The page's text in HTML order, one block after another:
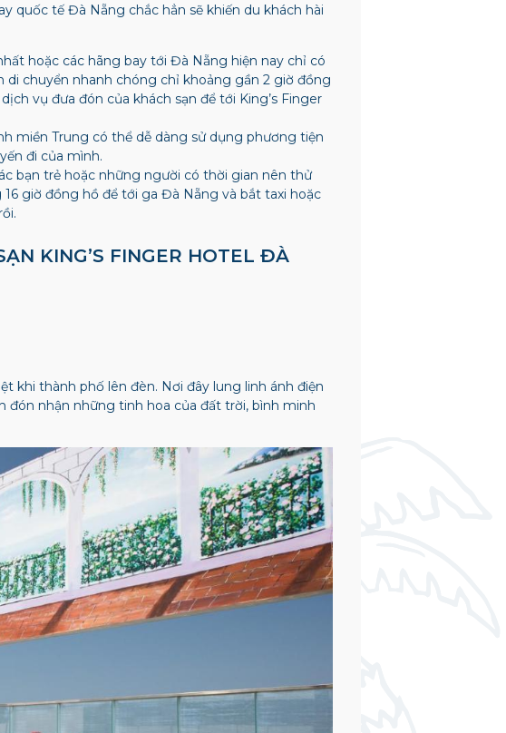
quốc tế Đà Nẵng chắc hẳn sẽ khiến du khách hài
hoặc các hãng bay tới Đà Nẵng hiện nay chỉ có
chuyển nhanh chóng chỉ khoảng gần 2 giờ đồng
vụ đưa đón của khách sạn để tới King’s Finger
miền Trung có thể dễ dàng sử dụng phương tiện
đi của mình.
bạn trẻ hoặc những người có thời gian nên thử
giờ đồng hồ để tới ga Đà Nẵng và bắt taxi hoặc
KING’S FINGER HOTEL ĐÀ
khi thành phố lên đèn. Nơi đây lung linh ánh điện
đón nhận những tinh hoa của đất trời, bình minh